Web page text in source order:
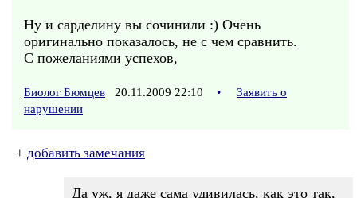
Ну и сарделину вы сочинили :) Очень
оригинально показалось, не с чем сравнить.
С пожеланиями успехов,
Биолог Бюмцев 20.11.2009 22:10 •
Заявить о
нарушении
+ добавить замечания
Да уж, я даже сама удивилась, как это так,